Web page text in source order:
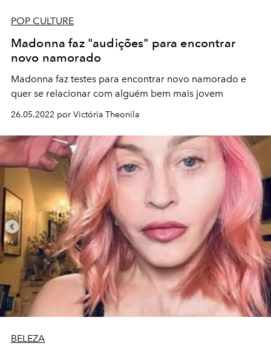
POP CULTURE
Madonna faz "audições" para encontrar
novo namorado
Madonna faz testes para encontrar novo namorado e
quer se relacionar com alguém bem mais jovem
26.05.2022 por Victória Theonila
BELEZA